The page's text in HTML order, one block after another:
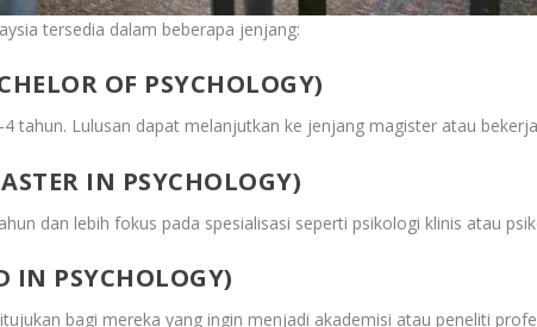
tersedia dalam beberapa jenjang:
OF PSYCHOLOGY)
tahun. Lulusan dapat melanjutkan ke jenjang magister atau
IN PSYCHOLOGY)
dan lebih fokus pada spesialisasi seperti psikologi klinis atau
IN PSYCHOLOGY)
bagi mereka yang ingin menjadi akademisi atau peneliti